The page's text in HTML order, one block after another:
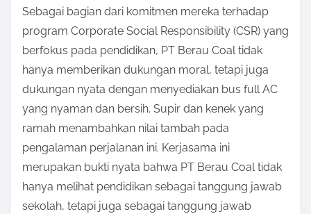
Sebagai bagian dari komitmen mereka terhadap
program Corporate Social Responsibility (CSR) yang
berfokus pada pendidikan, PT Berau Coal tidak
hanya memberikan dukungan moral, tetapi juga
dukungan nyata dengan menyediakan bus full AC
yang nyaman dan bersih. Supir dan kenek yang
ramah menambahkan nilai tambah pada
pengalaman perjalanan ini. Kerjasama ini
merupakan bukti nyata bahwa PT Berau Coal tidak
hanya melihat pendidikan sebagai tanggung jawab
sekolah, tetapi juga sebagai tanggung jawab